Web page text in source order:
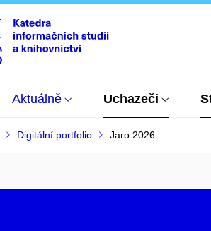
Aktuálně Uchazeči
Digitální portfolio Jaro 2026